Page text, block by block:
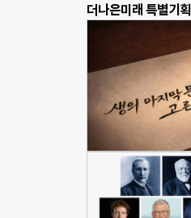
더나은미래 특별기획